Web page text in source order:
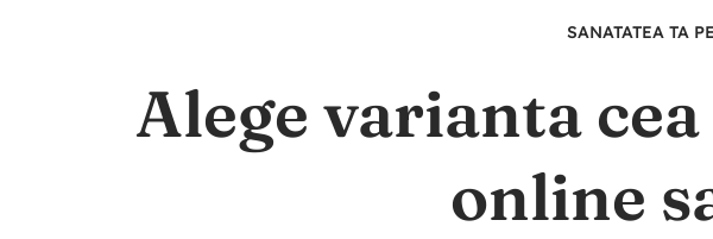
SANATATEA TA
Alege varianta
online